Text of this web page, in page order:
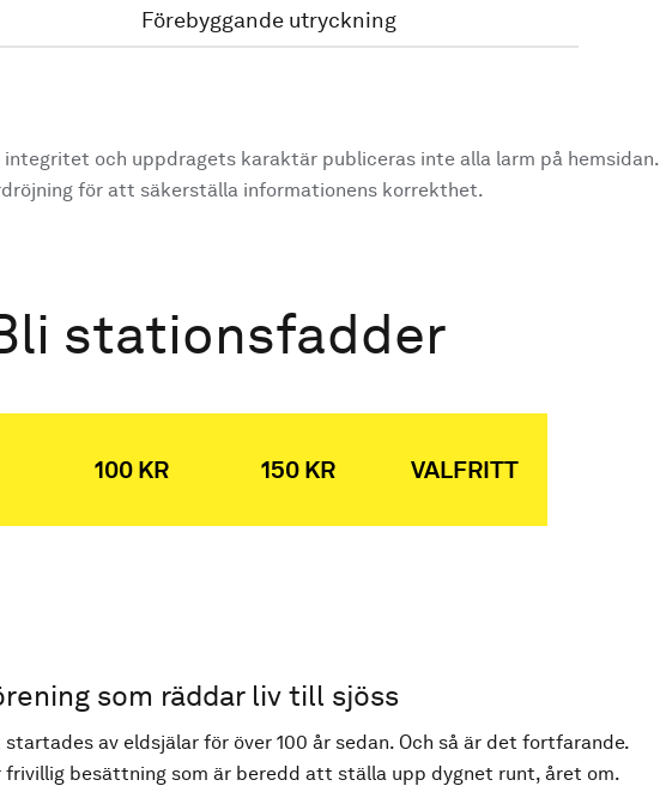
Förebyggande utryckning
integritet och uppdragets karaktär publiceras inte alla larm på hemsidan.
för att säkerställa informationens korrekthet.
stationsfadder
100 KR 150 KR VALFRITT
som räddar liv till sjöss
av eldsjälar för över 100 år sedan. Och så är det fortfarande.
frivillig besättning som är beredd att ställa upp dygnet runt, året om.